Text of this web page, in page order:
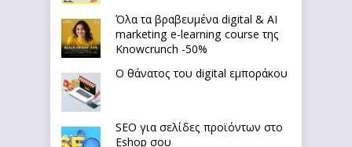
Όλα τα βραβευμένα digital & AI
marketing e-learning course της
Knowcrunch -50%
Ο θάνατος του digital εμποράκου
SEO για σελίδες προϊόντων στο
Eshop σου